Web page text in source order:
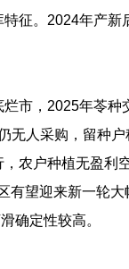
征。2024年产
烂市，2025年苓种
无人采购，留种
农户种植无盈利
有望迎来新一轮
确定性较高。